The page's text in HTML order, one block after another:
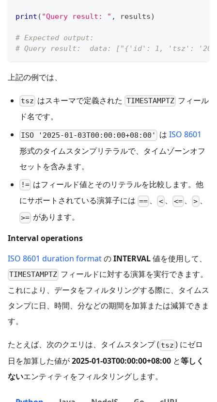
print ( "Query result: " , results)
# Expected output:
# Query result:  data: ["{'id': 1, 'tsz':
上記の例では、
tsz はスキーマで定義された TIMESTAMPTZフィール
ド名です。
ISO '2025-01-03T00:00:00+08:00' はISO 8601
形式のタイムスタンプリテラルで、タイムゾーンオフ
セットを含みます。
!= はフィールド値とそのリテラルを比較します。他
にサポートされている演算子には == 、 <、 <= 、>、
>= があります。
Interval operations
ISO 8601 duration formatのINTERVAL値を使用して、
TIMESTAMPTZ フィールドに対する演算を実行できます。
これにより、データをフィルタリングする際に、タイムス
タンプに日、時間、分などの期間を加算または減算できま
す。
たとえば、次のクエリは、タイムスタンプ ( tsz ) にゼロ
日を加算した値が2025-01-03T00:00:00+08:00 と等しく
ないエンティティをフィルタリングします。